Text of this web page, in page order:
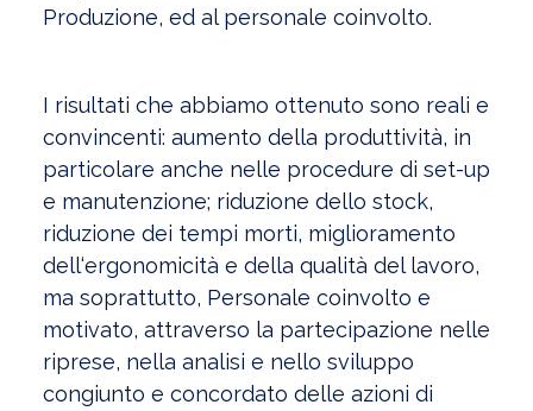
Produzione, ed al personale coinvolto.
I risultati che abbiamo ottenuto sono reali e
convincenti: aumento della produttività, in
particolare anche nelle procedure di set-up
e manutenzione; riduzione dello stock,
riduzione dei tempi morti, miglioramento
dell‘ergonomicità e della qualità del lavoro,
ma soprattutto, Personale coinvolto e
motivato, attraverso la partecipazione nelle
riprese, nella analisi e nello sviluppo
congiunto e concordato delle azioni di